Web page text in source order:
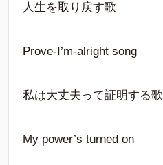
人生を取り戻す歌
Prove-I’m-alright song
私は大丈夫って証明する歌
My power’s turned on